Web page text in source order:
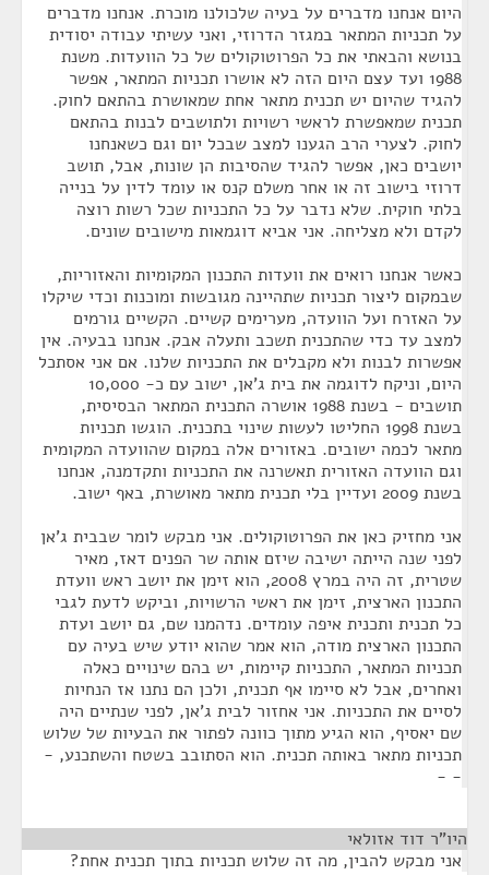
היום אנחנו מדברים על בעיה שלכולנו מוכרת. אנחנו מדברים
על תכניות המתאר במגזר הדרוזי, ואני עשיתי עבודה יסודית
בנושא והבאתי את כל הפרוטוקולים של כל הוועדות. משנת
1988 ועד עצם היום הזה לא אושרו תכניות המתאר, אפשר
להגיד שהיום יש תכנית מתאר אחת שמאושרת בהתאם לחוק.
תכנית שמאפשרת לראשי רשויות ולתושבים לבנות בהתאם
לחוק. לצערי הרב הגענו למצב שבכל יום וגם כשאנחנו
יושבים כאן, אפשר להגיד שהסיבות הן שונות, אבל, תושב
דרוזי בישוב זה או אחר משלם קנס או עומד לדין על בנייה
בלתי חוקית. שלא נדבר על כל התכניות שכל רשות רוצה
לקדם ולא מצליחה. אני אביא דוגמאות מישובים שונים.
כאשר אנחנו רואים את וועדות התכנון המקומיות והאזוריות,
שבמקום ליצור תכניות שתהיינה מגובשות ומוכנות וכדי שיקלו
על האזרח ועל הוועדה, מערימים קשיים. הקשיים גורמים
למצב עד כדי שהתכנית תשכב ותעלה אבק. אנחנו בבעיה. אין
אפשרות לבנות ולא מקבלים את התכניות שלנו. אם אני אסתכל
היום, וניקח לדוגמה את בית ג'אן, ישוב עם כ- 10,000
תושבים - בשנת 1988 אושרה התכנית המתאר הבסיסית,
בשנת 1998 החליטו לעשות שינוי בתכנית. הוגשו תכניות
מתאר לכמה ישובים. באזורים אלה במקום שהוועדה המקומית
וגם הוועדה האזורית תאשרנה את התכניות ותקדמנה, אנחנו
בשנת 2009 ועדיין בלי תכנית מתאר מאושרת, באף ישוב.
אני מחזיק כאן את הפרוטוקולים. אני מבקש לומר שבבית ג'אן
לפני שנה הייתה ישיבה שיזם אותה שר הפנים דאז, מאיר
שטרית, זה היה במרץ 2008, הוא זימן את יושב ראש וועדת
התכנון הארצית, זימן את ראשי הרשויות, וביקש לדעת לגבי
כל תכנית ותכנית איפה עומדים. נדהמנו שם, גם יושב ועדת
התכנון הארצית מודה, הוא אמר שהוא יודע שיש בעיה עם
תכניות המתאר, התכניות קיימות, יש בהם שינויים כאלה
ואחרים, אבל לא סיימו אף תכנית, ולכן הם נתנו אז הנחיות
לסיים את התכניות. אני אחזור לבית ג'אן, לפני שנתיים היה
שם יאסיף, הוא הגיע מתוך כוונה לפתור את הבעיות של שלוש
תכניות מתאר באותה תכנית. הוא הסתובב בשטח והשתכנע, -
- -
היו"ר דוד אזולאי
אני מבקש להבין, מה זה שלוש תכניות בתוך תכנית אחת?